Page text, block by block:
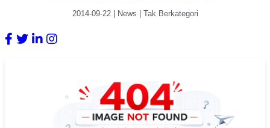
2014-09-22| News Tak Berkategori